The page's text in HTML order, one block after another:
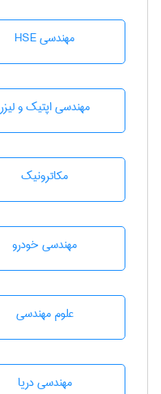
مهندسی HSE
مهندسی اپتیک و لیزر
مکاترونیک
مهندسی خودرو
علوم مهندسی
مهندسی دریا